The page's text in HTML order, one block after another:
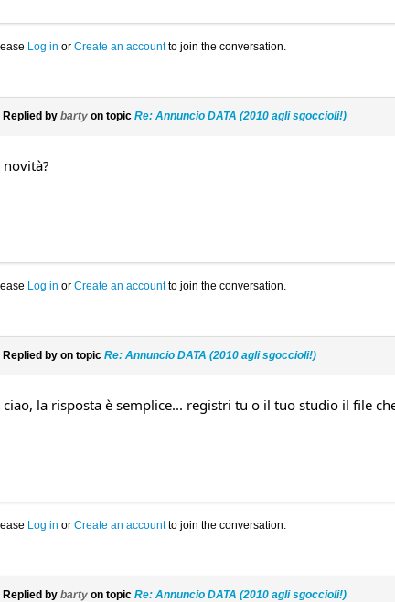
Log in or Create an accountto join the conversation.
Replied by bartyon topic Re: Annuncio DATA (2010 agli sgoccioli!)
novità?
Log in or Create an accountto join the conversation.
Replied by on topic Re: Annuncio DATA (2010 agli sgoccioli!)
ciao, la risposta è semplice... registri tu o il tuo studio il file
Log in or Create an accountto join the conversation.
Replied by bartyon topic Re: Annuncio DATA (2010 agli sgoccioli!)